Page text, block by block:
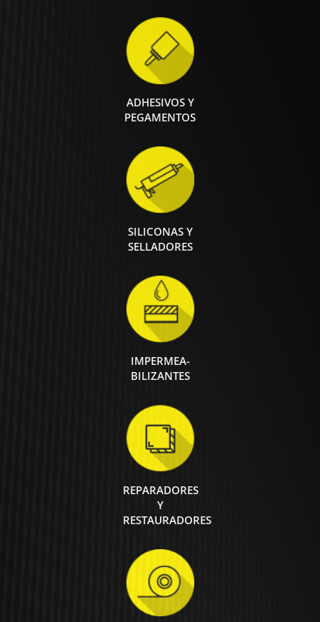
ADHESIVOS Y
PEGAMENTOS
SILICONAS Y
SELLADORES
IMPERMEA-
BILIZANTES
REPARADORES
Y
RESTAURADORES